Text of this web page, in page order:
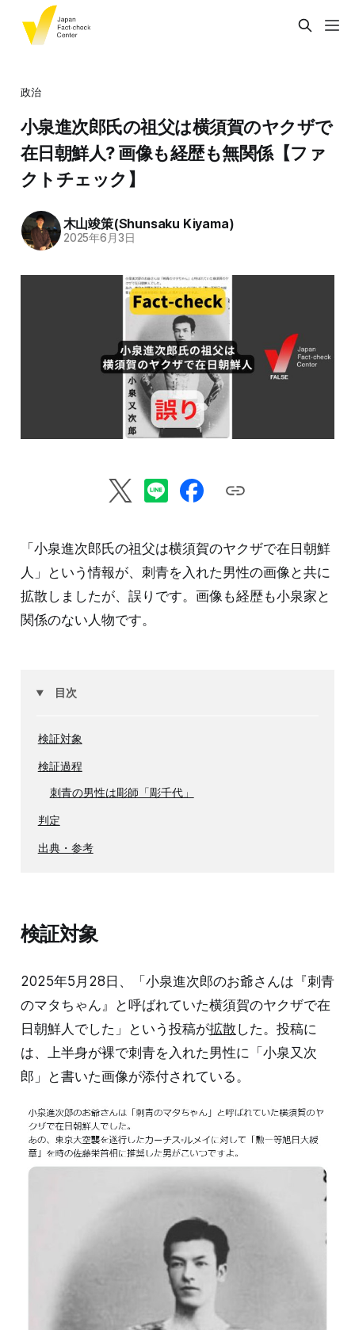
政治
小泉進次郎氏の祖父は横須賀のヤクザで
在日朝鮮人? 画像も経歴も無関係【ファ
クトチェック】
木山竣策(Shunsaku Kiyama)
2025年6月3日
「小泉進次郎氏の祖父は横須賀のヤクザで在日朝鮮
人」という情報が、刺青を入れた男性の画像と共に
拡散しましたが、誤りです。画像も経歴も小泉家と
関係のない人物です。
目次
検証対象
検証過程
刺青の男性は彫師「彫千代」
判定
出典・参考
検証対象
2025年5月28日、「小泉進次郎のお爺さんは『刺青
のマタちゃん』と呼ばれていた横須賀のヤクザで在
日朝鮮人でした」という投稿が拡散 した。投稿に
は、上半身が裸で刺青を入れた男性に「小泉又次
郎」と書いた画像が添付されている。